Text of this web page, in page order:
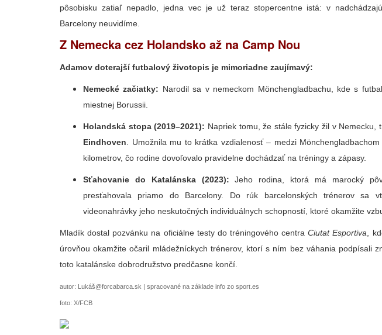
pôsobisku zatiaľ nepadlo, jedna vec je už teraz stopercentne istá: v
Barcelony neuvidíme.
Z Nemecka cez Holandsko až na Camp Nou
Adamov doterajší futbalový životopis je mimoriadne zaujímavý:
Nemecké začiatky: Narodil sa v nemeckom Mönchengladbachu, kde s
miestnej Borussii.
Holandská stopa (2019–2021): Napriek tomu, že stále fyzicky žil v Nemecku,
Eindhoven. Umožnila mu to krátka vzdialenosť – medzi
kilometrov, čo rodine dovoľovalo pravidelne dochádzať na tréningy a zápasy.
Sťahovanie do Katalánska (2023): Jeho rodina, ktorá má marocký
presťahovala priamo do Barcelony. Do rúk barcelonských trénerov sa
videonahrávky jeho neskutočných individuálnych schopností, ktoré okamžite
Mladík dostal pozvánku na oficiálne testy do tréningového centraCiutat Esportiva,
úrovňou okamžite očaril mládežníckych trénerov, ktorí s ním bez váhania podpísali
toto katalánske dobrodružstvo predčasne končí.
autor: Lukáš@forcabarca.sk | spracované na základe info zo sport.es
foto: X/FCB